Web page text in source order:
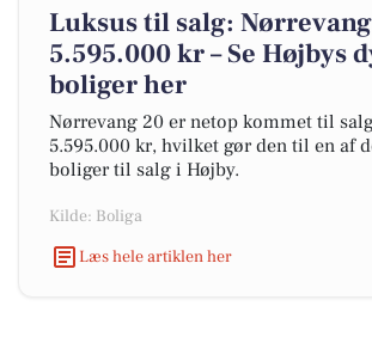
Luksus til salg:
5.595.000 kr – Se Højbys
boliger her
Nørrevang 20 er netop kommet til
5.595.000 kr, hvilket gør den til en af
boliger til salg i Højby.
Kilde: Boliga
Læs hele artiklen her